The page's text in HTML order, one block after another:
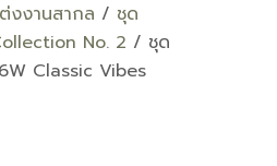
งงานสากล / ชุด
No. 2 / ชุด
Classic Vibes